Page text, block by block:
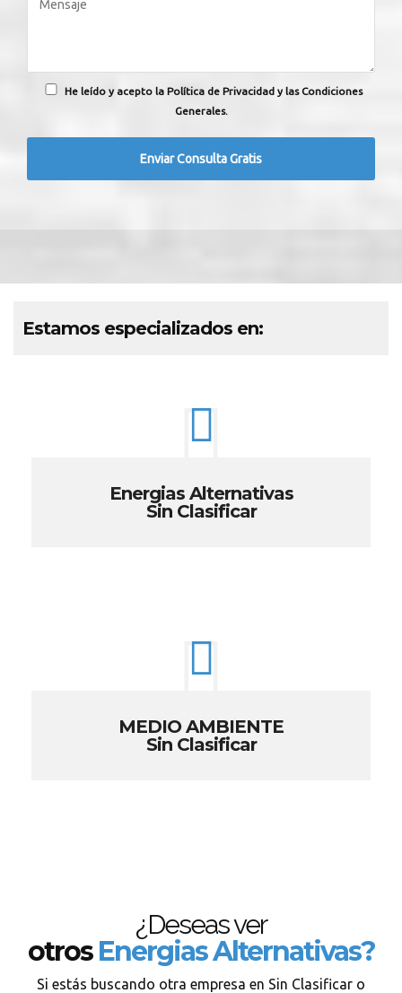
He leído y acepto la Política de Privacidad y las Condiciones
Generales.
Estamos especializados en:
Energias Alternativas
Sin Clasificar
MEDIO AMBIENTE
Sin Clasificar
¿Deseas ver
otrosEnergias Alternativas?
Si estás buscando otra empresa en Sin Clasificar o